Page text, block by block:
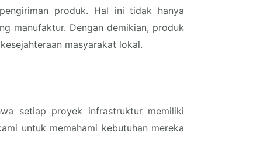
produk. Hal ini tidak hanya
manufaktur. Dengan demikian, produk
masyarakat lokal.
setiap proyek infrastruktur memiliki
untuk memahami kebutuhan mereka